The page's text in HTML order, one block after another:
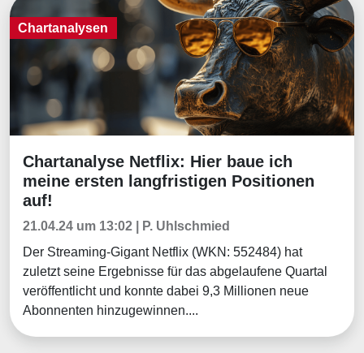
Chartanalysen
Chartanalysen
Chartanalyse Netflix: Hier baue ich
meine ersten langfristigen Positionen
auf!
21.04.24 um 13:02 | P. Uhlschmied
Der Streaming-Gigant Netflix (WKN: 552484) hat
zuletzt seine Ergebnisse für das abgelaufene Quartal
veröffentlicht und konnte dabei 9,3 Millionen neue
Abonnenten hinzugewinnen....